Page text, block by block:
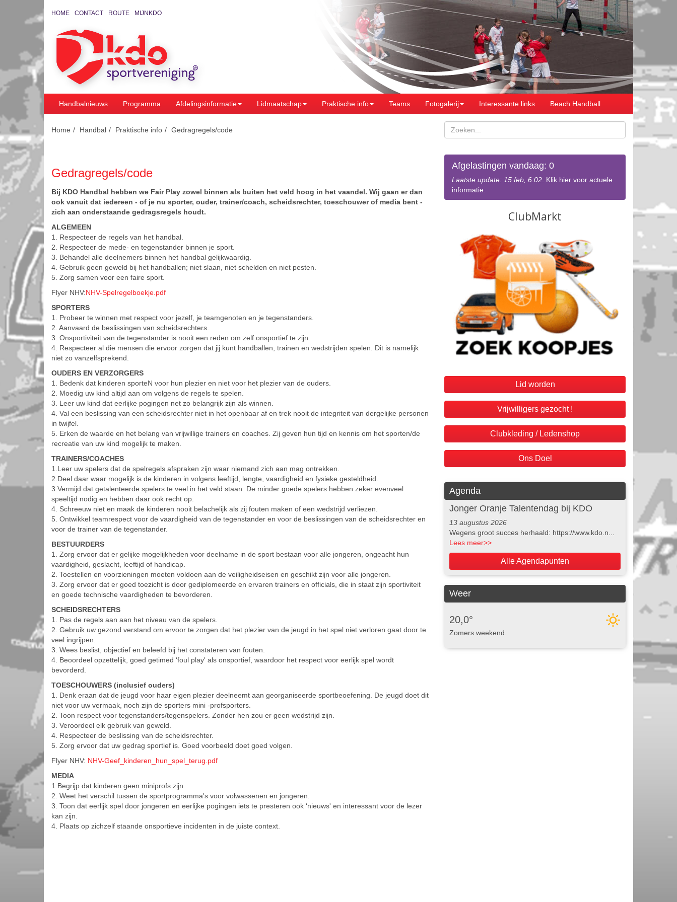
HOME CONTACT ROUTE MIJNKDO
Handbalnieuws Programma Afdelingsinformatie Lidmaatschap Praktische info Teams Fotogalerij Interessante links Beach Handball
Home Handbal Praktische info Gedragregels/code
Gedragregels/code
Bij KDO Handbal hebben we Fair Play zowel binnen als buiten het veld hoog in het vaandel. Wij gaan er dan
ook vanuit dat iedereen - of je nu sporter, ouder, trainer/coach, scheidsrechter, toeschouwer of media bent -
zich aan onderstaande gedragsregels houdt.
ALGEMEEN
1. Respecteer de regels van het handbal.
2. Respecteer de mede- en tegenstander binnen je sport.
3. Behandel alle deelnemers binnen het handbal gelijkwaardig.
4. Gebruik geen geweld bij het handballen; niet slaan, niet schelden en niet pesten.
5. Zorg samen voor een faire sport.
Flyer NHV:NHV-Spelregelboekje.pdf
SPORTERS
1. Probeer te winnen met respect voor jezelf, je teamgenoten en je tegenstanders.
2. Aanvaard de beslissingen van scheidsrechters.
3. Onsportiviteit van de tegenstander is nooit een reden om zelf onsportief te zijn.
4. Respecteer al die mensen die ervoor zorgen dat jij kunt handballen, trainen en wedstrijden spelen. Dit is namelijk
niet zo vanzelfsprekend.
OUDERS EN VERZORGERS
1. Bedenk dat kinderen sporteN voor hun plezier en niet voor het plezier van de ouders.
2. Moedig uw kind altijd aan om volgens de regels te spelen.
3. Leer uw kind dat eerlijke pogingen net zo belangrijk zijn als winnen.
4. Val een beslissing van een scheidsrechter niet in het openbaar af en trek nooit de integriteit van dergelijke personen
in twijfel.
5. Erken de waarde en het belang van vrijwillige trainers en coaches. Zij geven hun tijd en kennis om het sporten/de
recreatie van uw kind mogelijk te maken.
TRAINERS/COACHES
1.Leer uw spelers dat de spelregels afspraken zijn waar niemand zich aan mag ontrekken.
2.Deel daar waar mogelijk is de kinderen in volgens leeftijd, lengte, vaardigheid en fysieke gesteldheid.
3.Vermijd dat getalenteerde spelers te veel in het veld staan. De minder goede spelers hebben zeker evenveel
speeltijd nodig en hebben daar ook recht op.
4. Schreeuw niet en maak de kinderen nooit belachelijk als zij fouten maken of een wedstrijd verliezen.
5. Ontwikkel teamrespect voor de vaardigheid van de tegenstander en voor de beslissingen van de scheidsrechter en
voor de trainer van de tegenstander.
BESTUURDERS
1. Zorg ervoor dat er gelijke mogelijkheden voor deelname in de sport bestaan voor alle jongeren, ongeacht hun
vaardigheid, geslacht, leeftijd of handicap.
2. Toestellen en voorzieningen moeten voldoen aan de veiligheidseisen en geschikt zijn voor alle jongeren.
3. Zorg ervoor dat er goed toezicht is door gediplomeerde en ervaren trainers en officials, die in staat zijn sportiviteit
en goede technische vaardigheden te bevorderen.
SCHEIDSRECHTERS
1. Pas de regels aan aan het niveau van de spelers.
2. Gebruik uw gezond verstand om ervoor te zorgen dat het plezier van de jeugd in het spel niet verloren gaat door te
veel ingrijpen.
3. Wees beslist, objectief en beleefd bij het constateren van fouten.
4. Beoordeel opzettelijk, goed getimed ‘foul play' als onsportief, waardoor het respect voor eerlijk spel wordt
bevorderd.
TOESCHOUWERS (inclusief ouders)
1. Denk eraan dat de jeugd voor haar eigen plezier deelneemt aan georganiseerde sportbeoefening. De jeugd doet dit
niet voor uw vermaak, noch zijn de sporters mini -profsporters.
2. Toon respect voor tegenstanders/tegenspelers. Zonder hen zou er geen wedstrijd zijn.
3. Veroordeel elk gebruik van geweld.
4. Respecteer de beslissing van de scheidsrechter.
5. Zorg ervoor dat uw gedrag sportief is. Goed voorbeeld doet goed volgen.
Flyer NHV: NHV-Geef_kinderen_hun_spel_terug.pdf
MEDIA
1.Begrijp dat kinderen geen miniprofs zijn.
2. Weet het verschil tussen de sportprogramma's voor volwassenen en jongeren.
3. Toon dat eerlijk spel door jongeren en eerlijke pogingen iets te presteren ook ‘nieuws' en interessant voor de lezer
kan zijn.
4. Plaats op zichzelf staande onsportieve incidenten in de juiste context.
Afgelastingen vandaag: 0
Laatste update: 15 feb, 6:02 . Klik hier voor actuele
informatie.
Lid worden
Vrijwilligers gezocht !
Clubkleding / Ledenshop
Ons Doel
Agenda
Jonger Oranje Talentendag bij KDO
13 augustus 2026
Wegens groot succes herhaald: https://www.kdo.n...
Lees meer>>
Alle Agendapunten
Weer
20,0°
Zomers weekend